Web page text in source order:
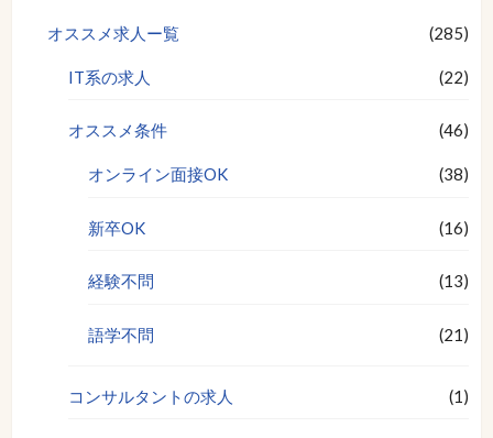
オススメ求人ー覧 (285)
IT系の求人 (22)
オススメ条件 (46)
オンライン面接OK (38)
新卒OK (16)
経験不問 (13)
語学不問 (21)
コンサルタントの求人 (1)